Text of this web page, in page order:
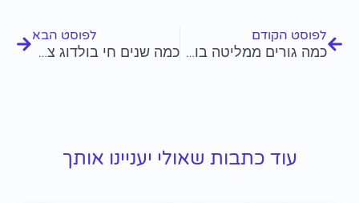
לפוסט הקודם
כמה גורים ממליטה בולדוג צרפתי?
לפוסט הבא
כמה שנים חי בולדוג צרפתי?
עוד כתבות שאולי יעניינו אותך